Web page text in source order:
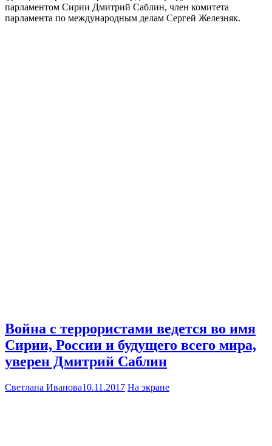
парламентом Сирии Дмитрий Саблин, член комитета
парламента по международным делам Сергей Железняк.
Война с террористами ведется во имя
Сирии, России и будущего всего мира,
уверен Дмитрий Саблин
Светлана Иванова10.11.2017 На экране